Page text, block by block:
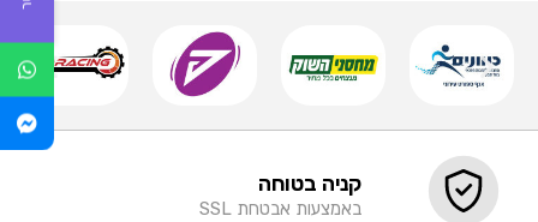
קניה בטוחה
באמצעות אבטחת SSL